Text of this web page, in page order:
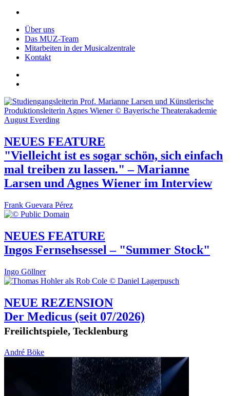
Über uns
Das MUZ-Team
Mitarbeiten in der Musicalzentrale
Kontakt
NEUES FEATURE
"Vielleicht ist es sogar schön, sich einfach
mal treiben zu lassen." – Marianne
Larsen und Agnes Wiener im Interview
Frank Guevara Pérez
NEUES FEATURE
Ingos Fernsehsessel – "Summer Stock"
Ingo Göllner
NEUE REZENSION
Der Medicus (seit 07/2026)
Freilichtspiele, Tecklenburg
André Böke